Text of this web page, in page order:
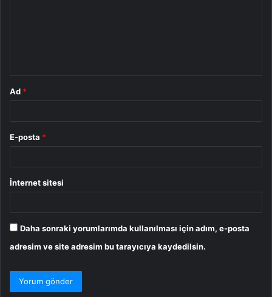
Ad *
E-posta *
İnternet sitesi
Daha sonraki yorumlarımda kullanılması için adım, e-posta
adresim ve site adresim bu tarayıcıya kaydedilsin.